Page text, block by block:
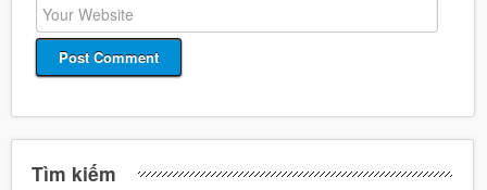
Tìm kiếm